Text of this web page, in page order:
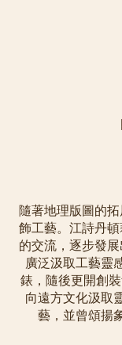
隨著地理版圖的
飾工藝。江詩丹
的交流，逐步發
廣泛汲取工藝靈
錶，隨後更開創
向遠方文化汲取
藝，並曾頌揚